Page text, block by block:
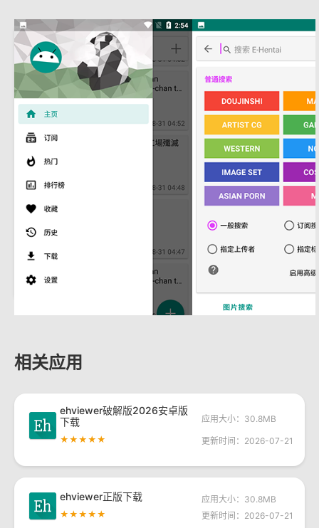
相关应用
ehviewer破解版2026安卓版
下载
★★★★★
应用大小：30.8MB
更新时间：2026-07-21
ehviewer正版下载
★★★★★
应用大小：30.8MB
更新时间：2026-07-21